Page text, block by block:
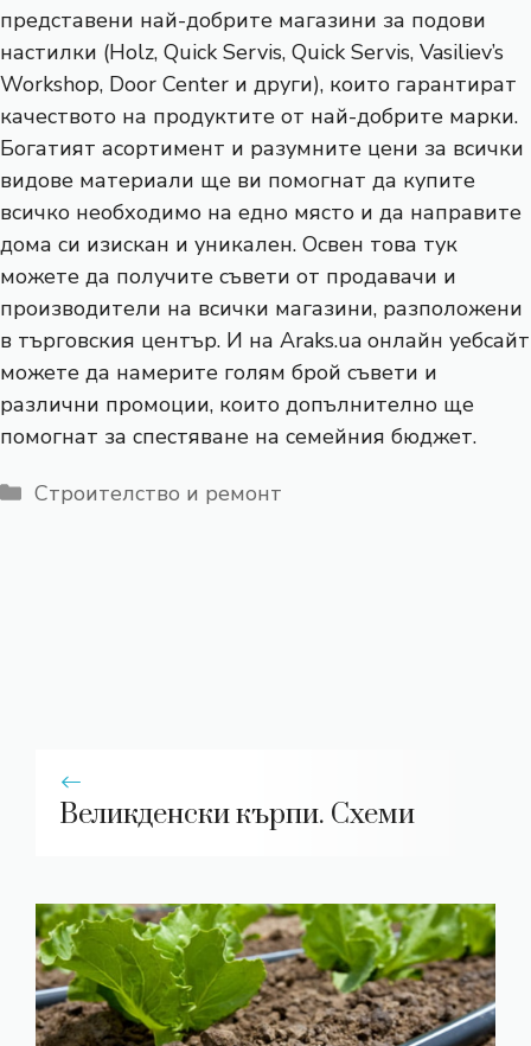
представени най-добрите магазини за подови
настилки (Holz, Quick Servis, Quick Servis, Vasiliev’s
Workshop, Door Center и други), които гарантират
качеството на продуктите от най-добрите марки.
Богатият асортимент и разумните цени за всички
видове материали ще ви помогнат да купите
всичко необходимо на едно място и да направите
дома си изискан и уникален. Освен това тук
можете да получите съвети от продавачи и
производители на всички магазини, разположени
в търговския център. И на Araks.ua онлайн уебсайт
можете да намерите голям брой съвети и
различни промоции, които допълнително ще
помогнат за спестяване на семейния бюджет.
Категории
Строителство и ремонт
Великденски кърпи. Схеми